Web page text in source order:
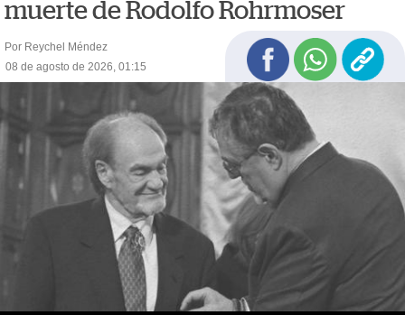
muerte de Rodolfo Rohrmoser
Por Reychel Méndez
08 de agosto de 2026, 01:15